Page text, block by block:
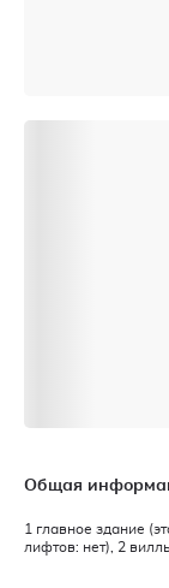
Общая
1 главное здание
лифтов: нет), 2